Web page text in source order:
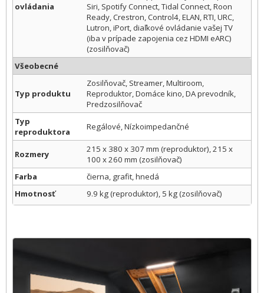
ovládania
Siri, Spotify Connect, Tidal Connect, Roon
Ready, Crestron, Control4, ELAN, RTI, URC,
Lutron, iPort, diaľkové ovládanie vašej TV
(iba v prípade zapojenia cez HDMI eARC)
(zosilňovač)
Všeobecné
Typ produktu
Zosilňovač, Streamer, Multiroom,
Reproduktor, Domáce kino, DA prevodník,
Predzosilňovač
Typ
reproduktora
Regálové, Nízkoimpedančné
Rozmery
215 x 380 x 307 mm (reproduktor), 215 x
100 x 260 mm (zosilňovač)
Farba
čierna, grafit, hnedá
Hmotnosť
9.9 kg (reproduktor), 5 kg (zosilňovač)